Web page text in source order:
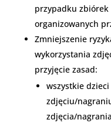
przypadku
organizowanych
Zmniejszenie
wykorzystania
przyjęcie zasad:
wszystkie
zdjęciu/
zdjęcia/